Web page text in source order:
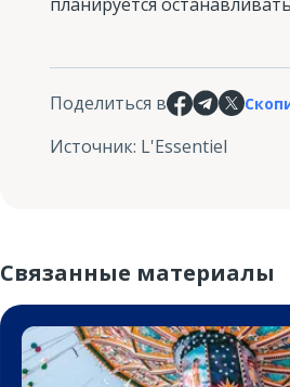
Поделиться в
Источник: L'Essentiel
Связанные материалы